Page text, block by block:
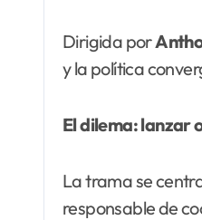
Dirigida por
y la política
El dilema: lanzar
La trama se
responsable de